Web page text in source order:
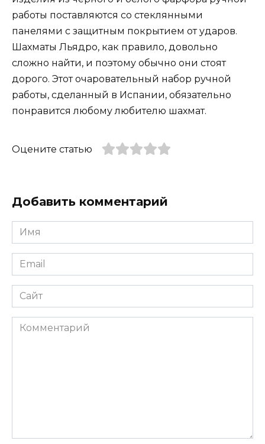
работы поставляются со стеклянными
панелями с защитным покрытием от ударов.
Шахматы Льядро, как правило, довольно
сложно найти, и поэтому обычно они стоят
дорого. Этот очаровательный набор ручной
работы, сделанный в Испании, обязательно
понравится любому любителю шахмат.
Оцените статью
Добавить комментарий
Имя
*
Email
*
Сайт
Комментарий